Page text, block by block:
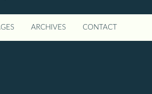
ARCHIVES CONTACT